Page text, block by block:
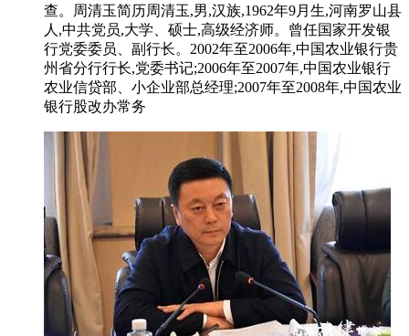
查。周清玉简历周清玉,男,汉族,1962年9月生,河南罗山县
人,中共党员,大学、硕士,高级经济师。曾任国家开发银
行党委委员、副行长。2002年至2006年,中国农业银行贵
州省分行行长,党委书记;2006年至2007年,中国农业银行
农业信贷部、小企业部总经理;2007年至2008年,中国农业
银行股改办常务